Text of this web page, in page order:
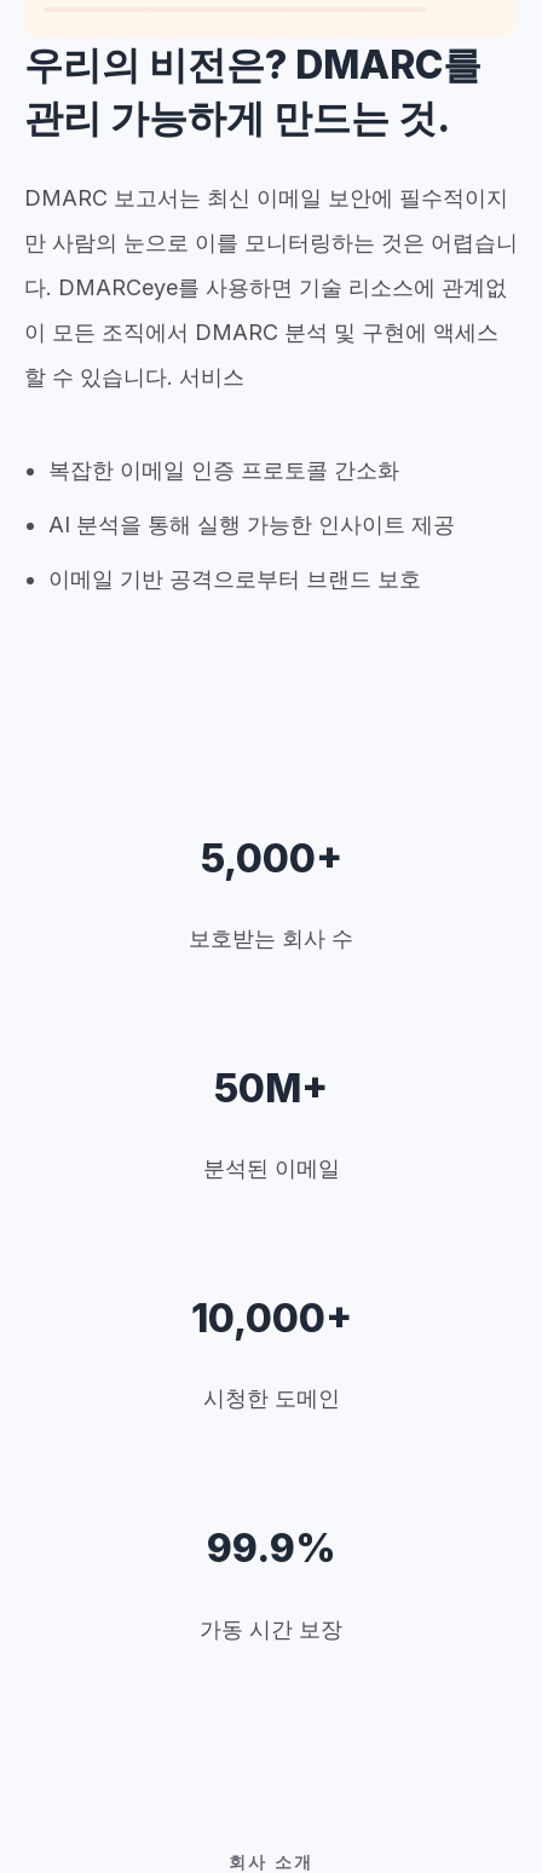
우리의 비전은? DMARC를
관리 가능하게 만드는 것.
DMARC 보고서는 최신 이메일 보안에 필수적이지
만 사람의 눈으로 이를 모니터링하는 것은 어렵습니
다. DMARCeye를 사용하면 기술 리소스에 관계없
이 모든 조직에서 DMARC 분석 및 구현에 액세스
할 수 있습니다. 서비스
복잡한 이메일 인증 프로토콜 간소화
AI 분석을 통해 실행 가능한 인사이트 제공
이메일 기반 공격으로부터 브랜드 보호
5,000+
보호받는 회사 수
50M+
분석된 이메일
10,000+
시청한 도메인
99.9%
가동 시간 보장
회사 소개